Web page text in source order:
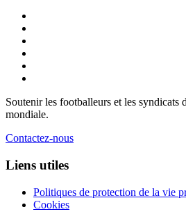
Soutenir les footballeurs et les syndicats
mondiale.
Contactez-nous
Liens utiles
Politiques de protection de la vie
Cookies